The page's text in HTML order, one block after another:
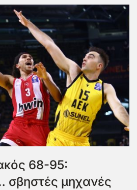
68-95:
σβηστές μηχανές